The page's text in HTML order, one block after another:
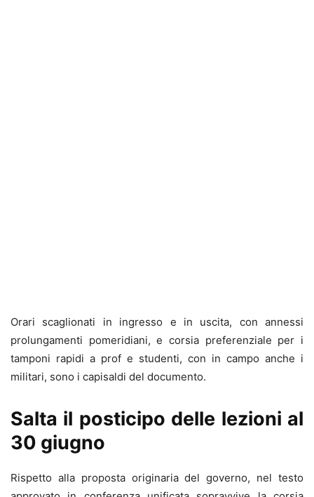
Orari scaglionati in ingresso e in uscita, con annessi
prolungamenti pomeridiani, e corsia preferenziale per i
tamponi rapidi a prof e studenti, con in campo anche i
militari, sono i capisaldi del documento.
Salta il posticipo delle lezioni al
30 giugno
Rispetto alla proposta originaria del governo, nel testo